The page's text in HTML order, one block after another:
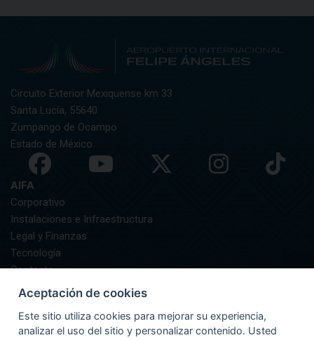
Circuito Exterior Mexiquense km 33
Santa Lucía, 55640
Zumpango de Ocampo
Estado de México
AIFA
Corporativo
Instalaciones e Infraestructura
Legal y Finanzas
Tecnología
Contacto
AIFA Informa
GUÍA DEL PASAJERO
Preguntas Frecuentes
Aceptación de cookies
Este sitio utiliza cookies para mejorar su experiencia,
analizar el uso del sitio y personalizar contenido. Usted